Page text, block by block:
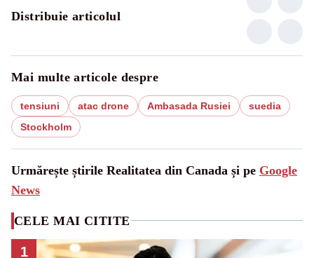
Distribuie articolul
Mai multe articole despre
tensiuni atac drone Ambasada Rusiei
suedia
Stockholm
Urmărește știrile Realitatea din Canada și pe Google
News
CELE MAI CITITE
1